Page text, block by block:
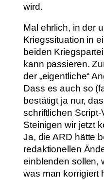
wird.
Mal ehrlich, in der
Kriegssituation in
beiden
kann passieren.
der „eigentliche“
Dass es auch so
bestätigt ja nur,
schriftlichen
Steinigen wir jetzt
Ja, die ARD hätte
redaktionellen
einblenden sollen,
was man korrigiert